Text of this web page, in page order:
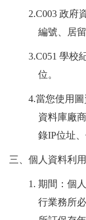
2.C003 政府
編號、居
3.C051 學校
位。
4.當您使用
資料庫廠
錄IP位址
三、個人資料利
1. 期間：個
行業務所